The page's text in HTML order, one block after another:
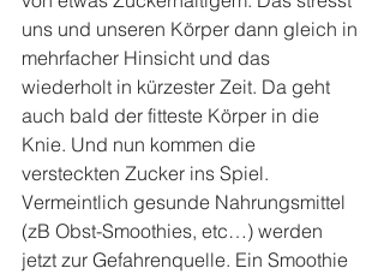
uns und unseren Körper dann gleich in
mehrfacher Hinsicht und das
wiederholt in kürzester Zeit. Da geht
auch bald der fitteste Körper in die
Knie. Und nun kommen die
versteckten Zucker ins Spiel.
Vermeintlich gesunde Nahrungsmittel
(zB Obst-Smoothies, etc…) werden
jetzt zur Gefahrenquelle. Ein Smoothie